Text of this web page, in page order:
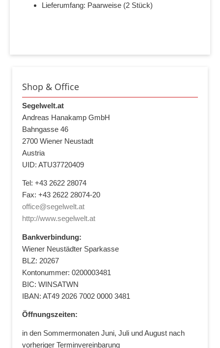
Lieferumfang: Paarweise (2 Stück)
Shop & Office
Segelwelt.at
Andreas Hanakamp GmbH
Bahngasse 46
2700 Wiener Neustadt
Austria
UID: ATU37720409
Tel: +43 2622 28074
Fax: +43 2622 28074-20
office@segelwelt.at
http://www.segelwelt.at
Bankverbindung:
Wiener Neustädter Sparkasse
BLZ: 20267
Kontonummer: 0200003481
BIC: WINSATWN
IBAN: AT49 2026 7002 0000 3481
Öffnungszeiten:
in den Sommermonaten Juni, Juli und August nach
vorheriger Terminvereinbarung